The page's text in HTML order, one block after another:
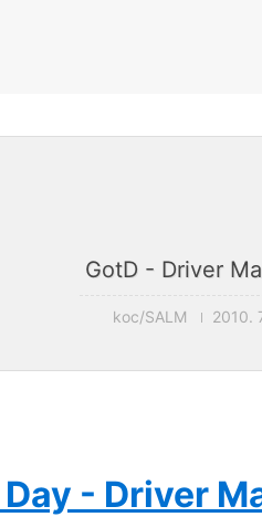
GotD - Driver
koc/SALM 2010.
- Driver